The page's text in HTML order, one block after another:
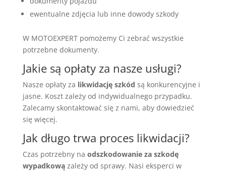
ewentualne zdjęcia lub inne dowody szkody
W MOTOEXPERT pomożemy Ci zebrać wszystkie
potrzebne dokumenty.
Jakie są opłaty za nasze usługi?
Nasze opłaty za likwidację szkód są konkurencyjne i
jasne. Koszt zależy od indywidualnego przypadku.
Zalecamy skontaktować się z nami, aby dowiedzieć
się więcej.
Jak długo trwa proces likwidacji?
Czas potrzebny na odszkodowanie za szkodę
wypadkowązależy od sprawy. Nasi eksperci w